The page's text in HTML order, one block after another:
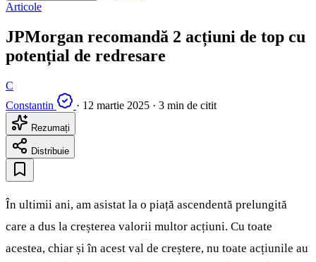
Articole
JPMorgan recomandă 2 acțiuni de top cu
potențial de redresare
C
Constantin
· 12 martie 2025 · 3 min de citit
Rezumați
Distribuie
În ultimii ani, am asistat la o piață ascendentă prelungită
care a dus la creșterea valorii multor acțiuni. Cu toate
acestea, chiar și în acest val de creștere, nu toate acțiunile au